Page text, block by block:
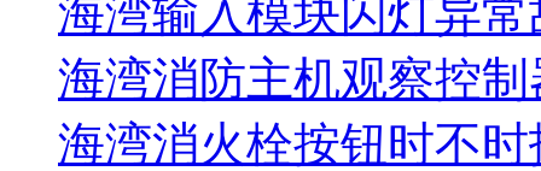
海湾输入模块闪灯异
海湾消防主机观察控制
海湾消火栓按钮时不